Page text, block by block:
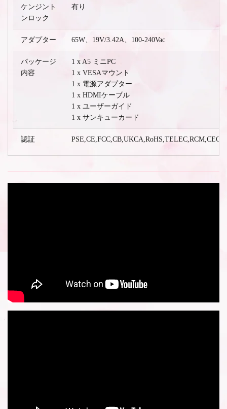
ケンジント
ンロック
有り
アダプター 65W、19V/3.42A、100-240Vac
パッケージ
内容
1 x A5 ミニPC
1 x VESAマウント
1 x 電源アダプター
1 x HDMIケーブル
1 x ユーザーガイド
1 x サンキューカード
認証 PSE,CE,FCC,CB,UKCA,RoHS,TELEC,RCM,CEC